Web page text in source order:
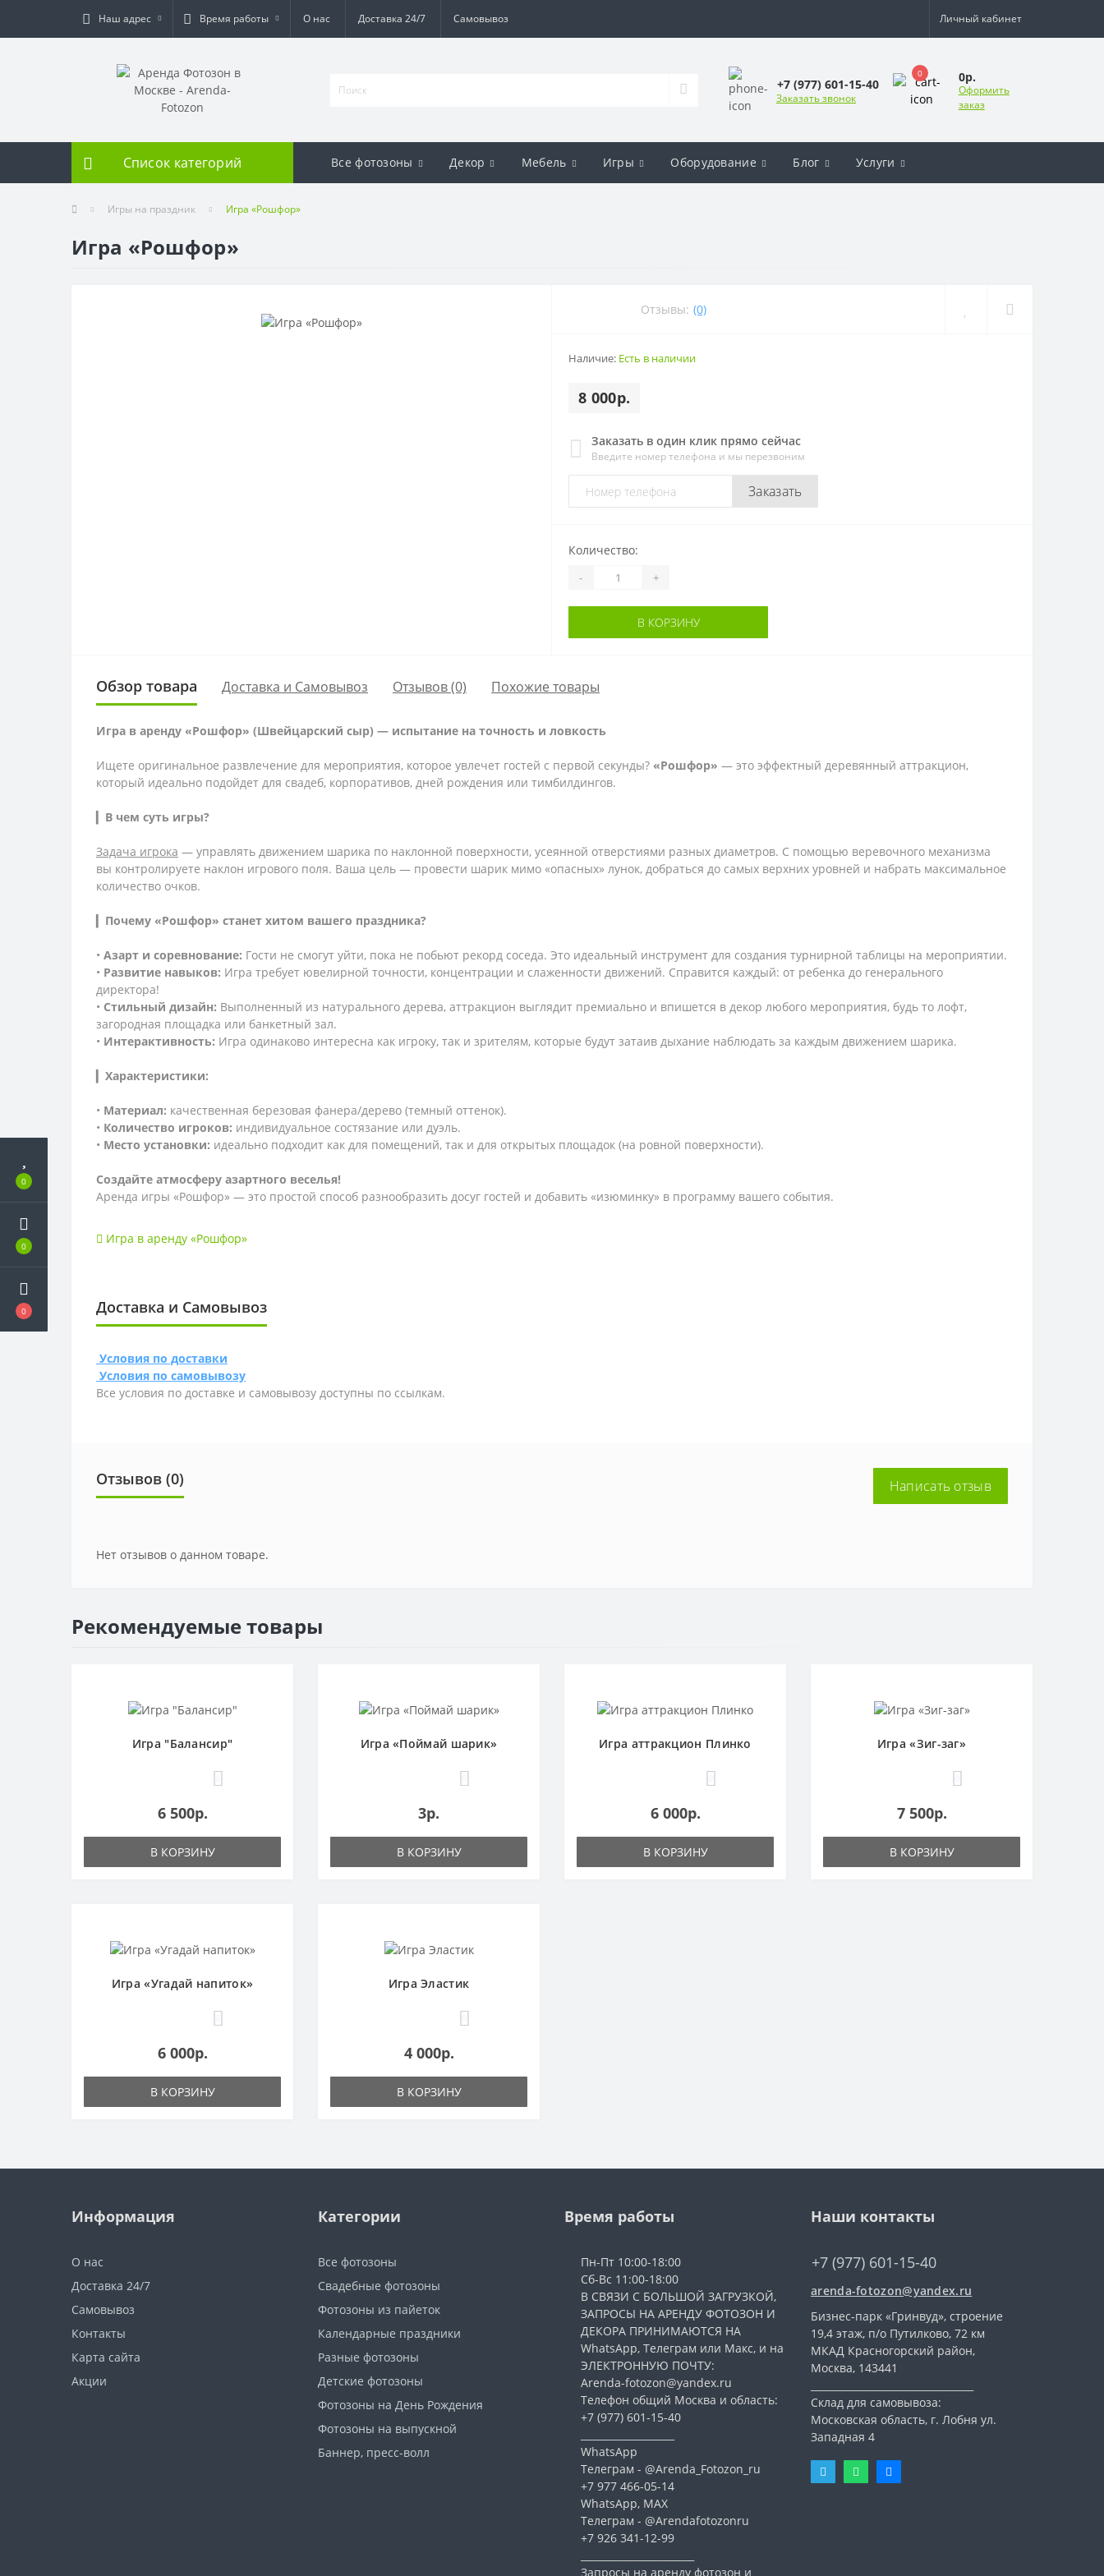
0
0
0
Наш адрес Время работы О нас Доставка 24/7 Самовывоз Личный кабинет
+7 (977) 601-15-40
Заказать звонок
0 0р.
Оформить
заказ
Список категорий Все фотозоны Декор Мебель Игры Оборудование Блог Услуги
Игры на праздник Игра «Рошфор»
Игра «Рошфор»
Отзывы: (0)
Наличие: Есть в наличии
8 000р.
Заказать в один клик прямо сейчас
Введите номер телефона и мы перезвоним
Заказать
Количество:
- +
В КОРЗИНУ
Обзор товара Доставка и Самовывоз Отзывов (0) Похожие товары
Игра в аренду «Рошфор» (Швейцарский сыр) — испытание на точность и ловкость
Ищете оригинальное развлечение для мероприятия, которое увлечет гостей с первой секунды? «Рошфор» — это эффектный деревянный аттракцион,
который идеально подойдет для свадеб, корпоративов, дней рождения или тимбилдингов.
В чем суть игры?
Задача игрока — управлять движением шарика по наклонной поверхности, усеянной отверстиями разных диаметров. С помощью веревочного механизма
вы контролируете наклон игрового поля. Ваша цель — провести шарик мимо «опасных» лунок, добраться до самых верхних уровней и набрать максимальное
количество очков.
Почему «Рошфор» станет хитом вашего праздника?
• Азарт и соревнование: Гости не смогут уйти, пока не побьют рекорд соседа. Это идеальный инструмент для создания турнирной таблицы на мероприятии.
• Развитие навыков: Игра требует ювелирной точности, концентрации и слаженности движений. Справится каждый: от ребенка до генерального
директора!
• Стильный дизайн: Выполненный из натурального дерева, аттракцион выглядит премиально и впишется в декор любого мероприятия, будь то лофт,
загородная площадка или банкетный зал.
• Интерактивность: Игра одинаково интересна как игроку, так и зрителям, которые будут затаив дыхание наблюдать за каждым движением шарика.
Характеристики:
• Материал: качественная березовая фанера/дерево (темный оттенок).
• Количество игроков: индивидуальное состязание или дуэль.
• Место установки: идеально подходит как для помещений, так и для открытых площадок (на ровной поверхности).
Создайте атмосферу азартного веселья!
Аренда игры «Рошфор» — это простой способ разнообразить досуг гостей и добавить «изюминку» в программу вашего события.
Игра в аренду «Рошфор»
Доставка и Самовывоз
Условия по доставки
Условия по самовывозу
Все условия по доставке и самовывозу доступны по ссылкам.
Отзывов (0) Написать отзыв
Нет отзывов о данном товаре.
Рекомендуемые товары
Игра "Балансир"
6 500р.
В КОРЗИНУ
Игра «Поймай шарик»
3р.
В КОРЗИНУ
Игра аттракцион Плинко
6 000р.
В КОРЗИНУ
Игра «Зиг-заг»
7 500р.
В КОРЗИНУ
Игра «Угадай напиток»
6 000р.
В КОРЗИНУ
Игра Эластик
4 000р.
В КОРЗИНУ
Информация
О нас
Доставка 24/7
Самовывоз
Контакты
Карта сайта
Акции
Категории
Все фотозоны
Свадебные фотозоны
Фотозоны из пайеток
Календарные праздники
Разные фотозоны
Детские фотозоны
Фотозоны на День Рождения
Фотозоны на выпускной
Баннер, пресс-волл
Время работы
Пн-Пт 10:00-18:00
Сб-Вс 11:00-18:00
В СВЯЗИ С БОЛЬШОЙ ЗАГРУЗКОЙ,
ЗАПРОСЫ НА АРЕНДУ ФОТОЗОН И
ДЕКОРА ПРИНИМАЮТСЯ НА
WhatsApp, Телеграм или Макс, и на
ЭЛЕКТРОННУЮ ПОЧТУ:
Arenda-fotozon@yandex.ru
Телефон общий Москва и область:
+7 (977) 601-15-40
WhatsApp
Телеграм - @Arenda_Fotozon_ru
+7 977 466-05-14
WhatsApp, МАХ
Телеграм - @Arendafotozonru
+7 926 341-12-99
Запросы на аренду фотозон и
Наши контакты
+7 (977) 601-15-40
arenda-fotozon@yandex.ru
Бизнес-парк «Гринвуд», строение
19,4 этаж, п/о Путилково, 72 км
МКАД Красногорский район,
Москва, 143441
Склад для самовывоза:
Московская область, г. Лобня ул.
Западная 4